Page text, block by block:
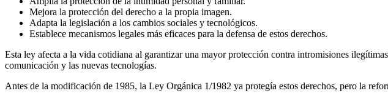
Mejora la protección del derecho a la propia imagen.
Adapta la legislación a los cambios sociales y tecnológicos.
Establece mecanismos legales más eficaces para la defensa de estos derechos.
Esta ley afecta a la vida cotidiana al garantizar una mayor protección contra intromisiones
comunicación y las nuevas tecnologías.
Antes de la modificación de 1985, la Ley Orgánica 1/1982 ya protegía estos derechos, pero la